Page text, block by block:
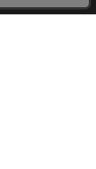
お気に入り お知らせ